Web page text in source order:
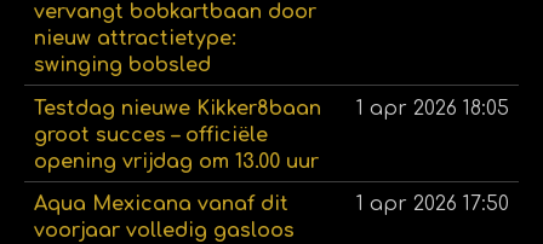
vervangt bobkartbaan door
nieuw attractietype:
swinging bobsled
Testdag nieuwe Kikker8baan
groot succes – officiële
opening vrijdag om 13.00 uur
1 apr 2026 18:05
Aqua Mexicana vanaf dit
voorjaar volledig gasloos
1 apr 2026 17:50